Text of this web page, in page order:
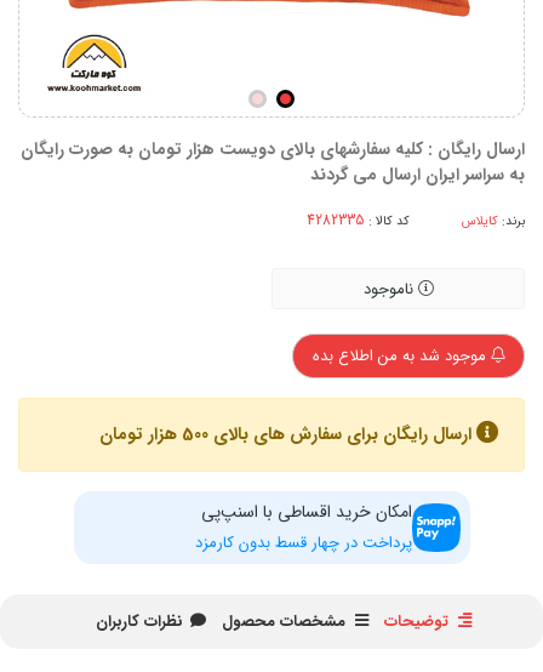
ارسال رایگان : کلیه سفارشهای بالای دویست هزار تومان به صورت رایگان
به سراسر ایران ارسال می گردند
برند: کایلاس کد کالا :
ناموجود
موجود شد به من اطلاع بده
ارسال رایگان برای سفارش های بالای 500 هزار تومان
امکان خرید اقساطی با اسنپ‌پی
پرداخت در چهار قسط بدون کارمزد
توضیحات مشخصات محصول نظرات کاربران